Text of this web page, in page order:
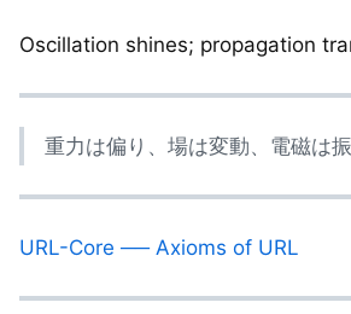
Oscillation shines; propagation
重力は偏り、場は変動、電磁は振
URL-Core ── Axioms of URL